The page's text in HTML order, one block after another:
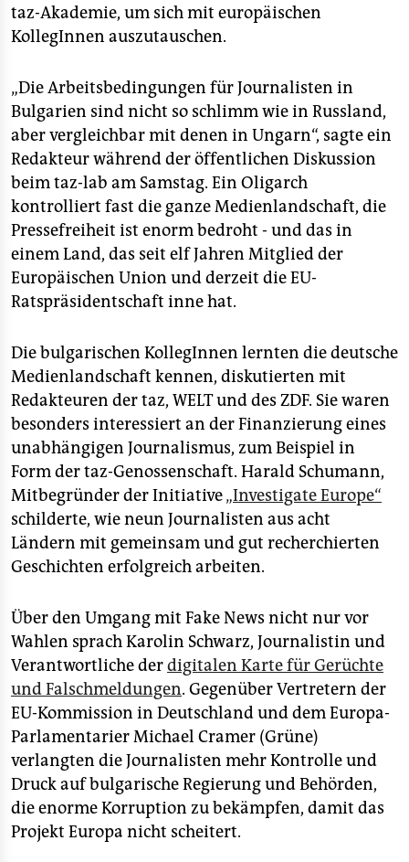
taz-Akademie, um sich mit europäischen
KollegInnen auszutauschen.
„Die Arbeitsbedingungen für Journalisten in
Bulgarien sind nicht so schlimm wie in Russland,
aber vergleichbar mit denen in Ungarn“, sagte ein
Redakteur während der öffentlichen Diskussion
beim taz-lab am Samstag. Ein Oligarch
kontrolliert fast die ganze Medienlandschaft, die
Pressefreiheit ist enorm bedroht - und das in
einem Land, das seit elf Jahren Mitglied der
Europäischen Union und derzeit die EU-
Ratspräsidentschaft inne hat.
Die bulgarischen KollegInnen lernten die deutsche
Medienlandschaft kennen, diskutierten mit
Redakteuren der taz, WELT und des ZDF. Sie waren
besonders interessiert an der Finanzierung eines
unabhängigen Journalismus, zum Beispiel in
Form der taz-Genossenschaft. Harald Schumann,
Mitbegründer der Initiative„Investigate Europe“
schilderte, wie neun Journalisten aus acht
Ländern mit gemeinsam und gut recherchierten
Geschichten erfolgreich arbeiten.
Über den Umgang mit Fake News nicht nur vor
Wahlen sprach Karolin Schwarz, Journalistin und
Verantwortliche derdigitalen Karte für Gerüchte
und Falschmeldungen. Gegenüber Vertretern der
EU-Kommission in Deutschland und dem Europa-
Parlamentarier Michael Cramer (Grüne)
verlangten die Journalisten mehr Kontrolle und
Druck auf bulgarische Regierung und Behörden,
die enorme Korruption zu bekämpfen, damit das
Projekt Europa nicht scheitert.